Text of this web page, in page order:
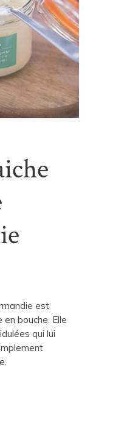
est
bouche. Elle
qui lui